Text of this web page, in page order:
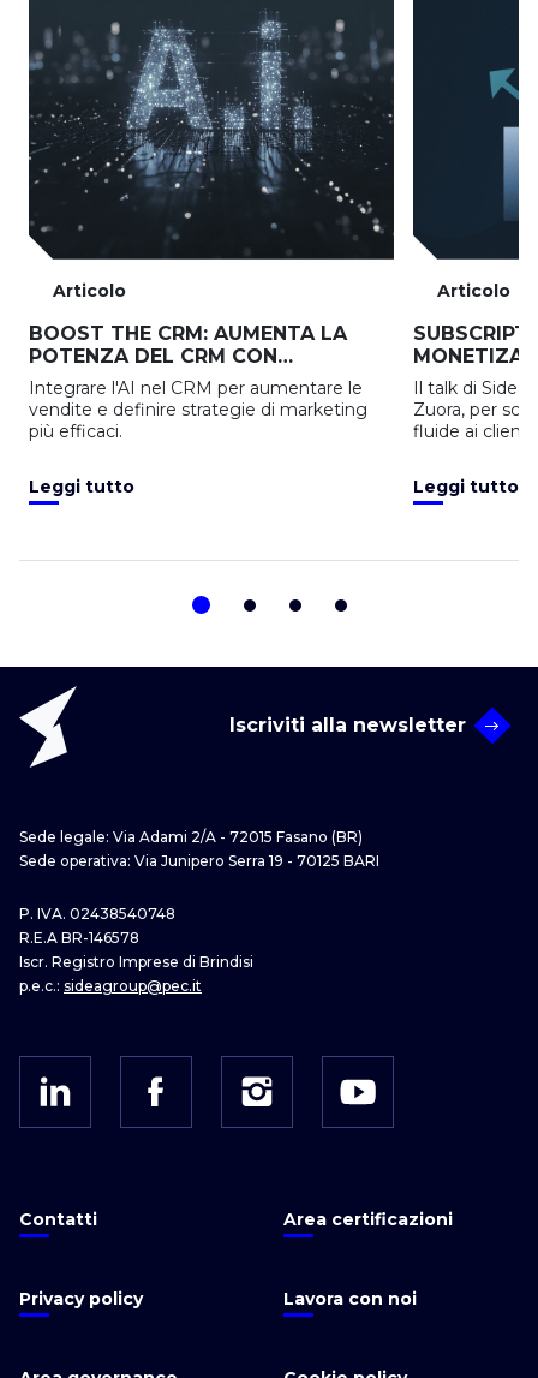
Articolo
BOOST THE CRM: AUMENTA LA
POTENZA DEL CRM CON
L’INTELLIGENZA ARTIFICIALE
Integrare l'AI nel CRM per aumentare le
vendite e definire strategie di marketing
più efficaci.
Leggi tutto
Articolo
MODELLO
Il talk di Sidea
Zuora, per
fluide ai
Leggi tutto
Iscriviti alla newsletter
Sede legale: Via Adami 2/A - 72015 Fasano (BR)
Sede operativa: Via Junipero Serra 19 - 70125 BARI
P. IVA. 02438540748
R.E.A BR-146578
Iscr. Registro Imprese di Brindisi
p.e.c.: sideagroup@pec.it
Contatti Area certificazioni
Privacy policy Lavora con noi